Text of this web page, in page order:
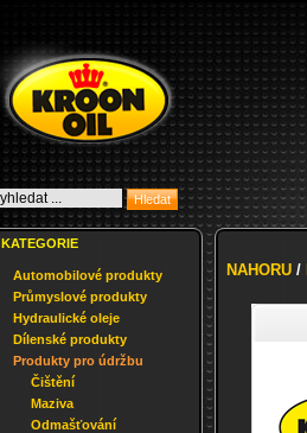
KATEGORIE
Automobilové produkty
Průmyslové produkty
Hydraulické oleje
Dílenské produkty
Produkty pro údržbu
Čištění
Maziva
Odmašťování
NAHORU /